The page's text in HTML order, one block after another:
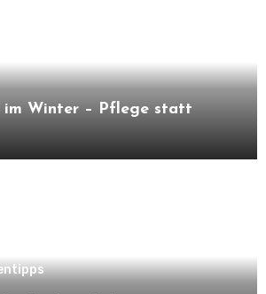
im Winter – Pflege statt